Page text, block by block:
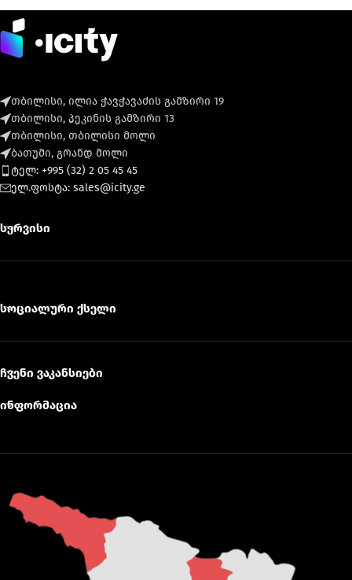
თბილისი, ილია ჭავჭავაძის გამზირი 19
თბილისი, პეკინის გამზირი 13
თბილისი, თბილისი მოლი
ბათუმი, გრანდ მოლი
ტელ: +995 (32) 2 05 45 45
ელ.ფოსტა: sales@icity.ge
სერვისი
სოციალური ქსელი
ჩვენი ვაკანსიები
ინფორმაცია